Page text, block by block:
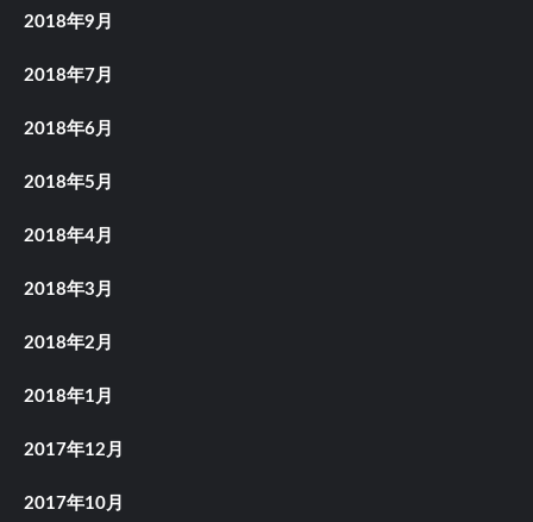
2018年9月
2018年7月
2018年6月
2018年5月
2018年4月
2018年3月
2018年2月
2018年1月
2017年12月
2017年10月